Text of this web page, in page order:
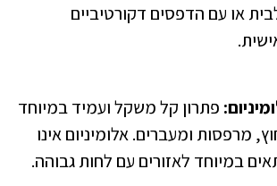
או עם הדפסים דקורטיביים
פתרון קל משקל ועמיד במיוחד
ומעברים. אלומיניום אינו
במיוחד לאזורים עם לחות גבוהה.